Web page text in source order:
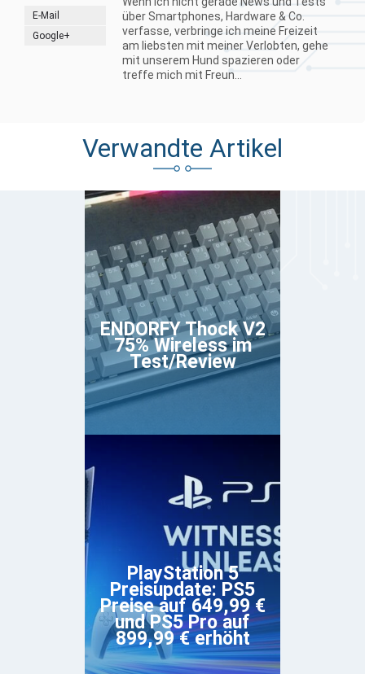
E-Mail
Google+
über Smartphones, Hardware & Co.
verfasse, verbringe ich meine Freizeit
am liebsten mit meiner Verlobten, gehe
mit unserem Hund spazieren oder
treffe mich mit Freun...
Verwandte Artikel
ENDORFY Thock V2
75% Wireless im
Test/Review
PlayStation 5
Preisupdate: PS5
Preise auf 649,99 €
und PS5 Pro auf
899,99 € erhöht